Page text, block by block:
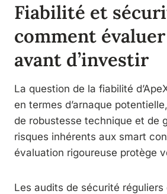
Fiabilité et
comment
avant d’investir
La question de la fiabilité
en termes d’arnaque
de robustesse technique et de
risques inhérents aux smart
évaluation rigoureuse protège
Les audits de sécurité